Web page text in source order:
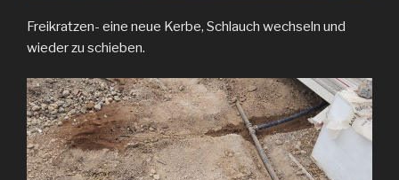
Freikratzen- eine neue Kerbe, Schlauch wechseln und
wieder zu schieben.